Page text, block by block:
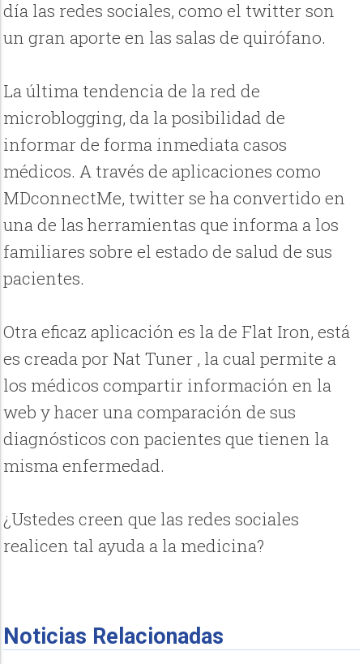
día las redes sociales, como el twitter son
un gran aporte en las salas de quirófano.
La última tendencia de la red de
microblogging, da la posibilidad de
informar de forma inmediata casos
médicos. A través de aplicaciones como
MDconnectMe, twitter se ha convertido en
una de las herramientas que informa a los
familiares sobre el estado de salud de sus
pacientes.
Otra eficaz aplicación es la de Flat Iron, está
es creada por Nat Tuner , la cual permite a
los médicos compartir información en la
web y hacer una comparación de sus
diagnósticos con pacientes que tienen la
misma enfermedad.
¿Ustedes creen que las redes sociales
realicen tal ayuda a la medicina?
Noticias Relacionadas